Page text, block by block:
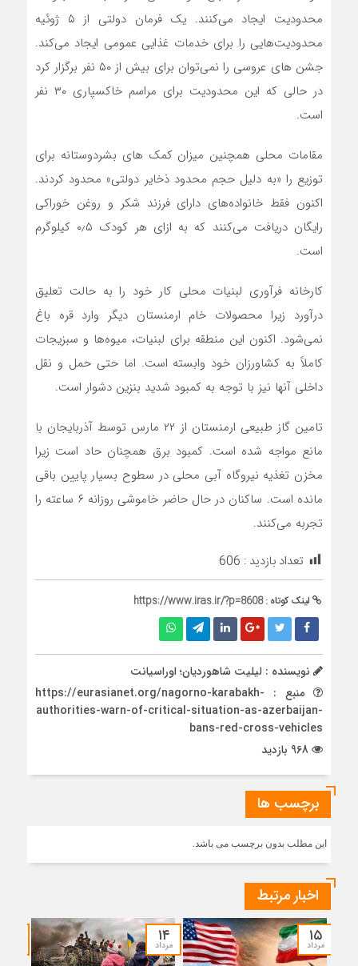
محدودیت ایجاد می‌کنند. یک فرمان دولتی از ۵ ژوئیه
محدودیت‌هایی را برای خدمات غذایی عمومی ایجاد می‌کند.
جشن های عروسی را نمی‌توان برای بیش از ۵۰ نفر برگزار کرد
در حالی که این محدودیت برای مراسم خاکسپاری ۳۰ نفر
است.
مقامات محلی همچنین میزان کمک های بشردوستانه برای
توزیع را «به دلیل حجم محدود ذخایر دولتی» محدود کردند.
اکنون فقط خانواده‌های دارای فرزند شکر و روغن خوراکی
رایگان دریافت می‌کنند که به ازای هر کودک ۰٫۵ کیلوگرم
است.
کارخانه فرآوری لبنیات محلی کار خود را به حالت تعلیق
درآورد زیرا محصولات خام ارمنستان دیگر وارد قره باغ
نمی‌شود. اکنون این منطقه برای لبنیات، میوه‌ها و سبزیجات
کاملاً به کشاورزان خود وابسته است. اما حتی حمل و نقل
داخلی آنها نیز با توجه به کمبود شدید بنزین دشوار است.
تامین گاز طبیعی ارمنستان از ۲۲ مارس توسط آذربایجان با
مانع مواجه شده است. کمبود برق همچنان حاد است زیرا
مخزن تغذیه نیروگاه آبی محلی در سطوح بسیار پایین باقی
مانده است. ساکنان در حال حاضر خاموشی روزانه ۶ ساعته را
تجربه می‌کنند.
تعداد بازدید : 606
لینک کوتاه :https://www.iras.ir/?p=8608
نویسنده : لیلیت شاهوردیان؛ اوراسیانت
منبع : https://eurasianet.org/nagorno-karabakh-
authorities-warn-of-critical-situation-as-azerbaijan-
bans-red-cross-vehicles
برچسب ها
این مطلب بدون برچسب می باشد.
اخبار مرتبط
۱۵
مرداد ۱۴
مرداد